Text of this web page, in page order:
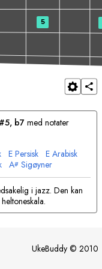
5
b7med notater
E Persisk E Arabisk
A# Sigøyner
i jazz. Den kan
UkeBuddy © 2010